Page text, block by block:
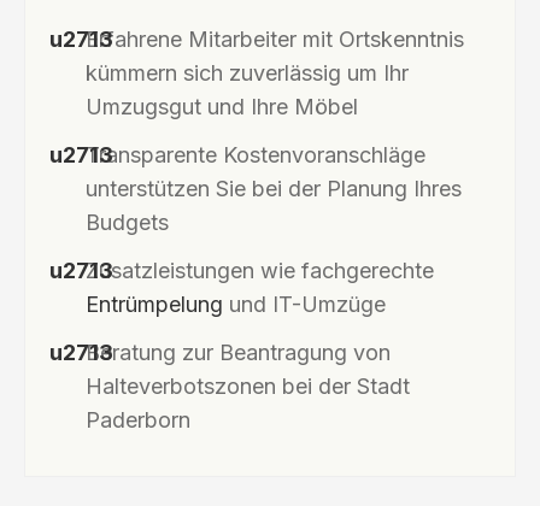
Erfahrene Mitarbeiter mit Ortskenntnis
kümmern sich zuverlässig um Ihr
Umzugsgut und Ihre Möbel
Transparente Kostenvoranschläge
unterstützen Sie bei der Planung Ihres
Budgets
Zusatzleistungen wie fachgerechte
Entrümpelung und IT-Umzüge
Beratung zur Beantragung von
Halteverbotszonen bei der Stadt
Paderborn